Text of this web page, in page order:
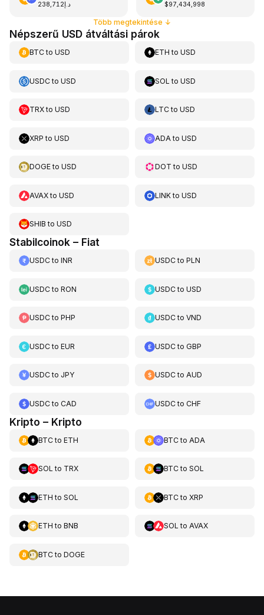
د.إ238,712 $97,434,998
Több megtekintése ↓
Népszerű USD átváltási párok
BTCto USD ETH toUSD
USDCto USD SOL toUSD
TRXto USD LTCtoUSD
XRP to USD ADA toUSD
DOGEto USD DOT toUSD
AVAXto USD LINKtoUSD
SHIB to USD
Stabilcoinok – Fiat
USDCto INR USDCtoPLN
USDCto RON USDCtoUSD
USDCto PHP USDCtoVND
USDCto EUR USDCtoGBP
USDCto JPY USDCtoAUD
USDCto CAD USDCtoCHF
Kripto – Kripto
BTCto ETH BTCto ADA
SOL to TRX BTCto SOL
ETH to SOL BTCto XRP
ETH to BNB SOL to AVAX
BTCto DOGE